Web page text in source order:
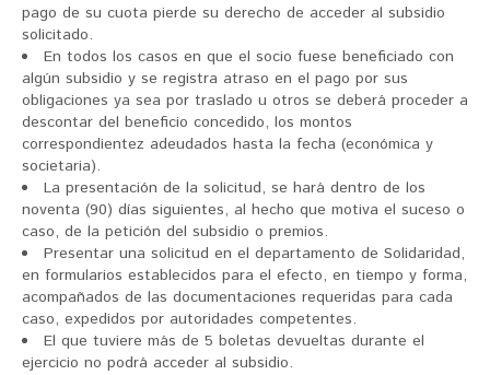
pago de su cuota pierde su derecho de acceder al subsidio
solicitado.
En todos los casos en que el socio fuese beneficiado con
algún subsidio y se registra atraso en el pago por sus
obligaciones ya sea por traslado u otros se deberá proceder a
descontar del beneficio concedido, los montos
correspondientez adeudados hasta la fecha (económica y
societaria).
La presentación de la solicitud, se hará dentro de los
noventa (90) días siguientes, al hecho que motiva el suceso o
caso, de la petición del subsidio o premios.
Presentar una solicitud en el departamento de Solidaridad,
en formularios establecidos para el efecto, en tiempo y forma,
acompañados de las documentaciones requeridas para cada
caso, expedidos por autoridades competentes.
El que tuviere más de 5 boletas devueltas durante el
ejercicio no podrá acceder al subsidio.